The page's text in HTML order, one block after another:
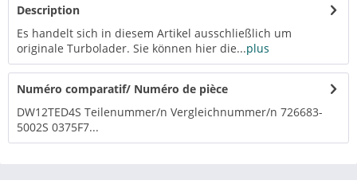
Description
Es handelt sich in diesem Artikel ausschließlich um
originale Turbolader. Sie können hier die...plus
Numéro comparatif/ Numéro de pièce
DW12TED4S Teilenummer/n Vergleichnummer/n 726683-
5002S 0375F7...